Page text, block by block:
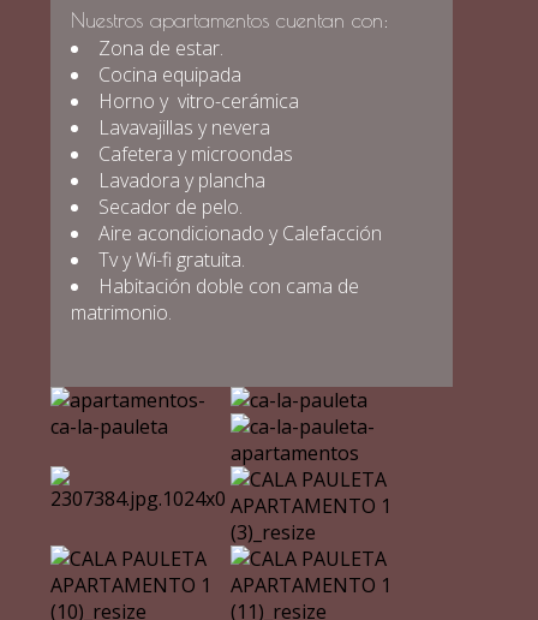
Nuestros apartamentos cuentan con:
Zona de estar.
Cocina equipada
Horno y vitro-cerámica
Lavavajillas y nevera
Cafetera y microondas
Lavadora y plancha
Secador de pelo.
Aire acondicionado y Calefacción
Tv y Wi-fi gratuita.
Habitación doble con cama de
matrimonio.